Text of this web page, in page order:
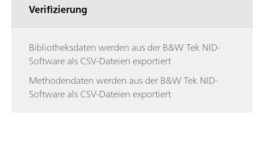
Verifizierung
Bibliotheksdaten werden aus der B&W Tek NID-
Software als CSV-Dateien exportiert
Methodendaten werden aus der B&W Tek NID-
Software als CSV-Dateien exportiert